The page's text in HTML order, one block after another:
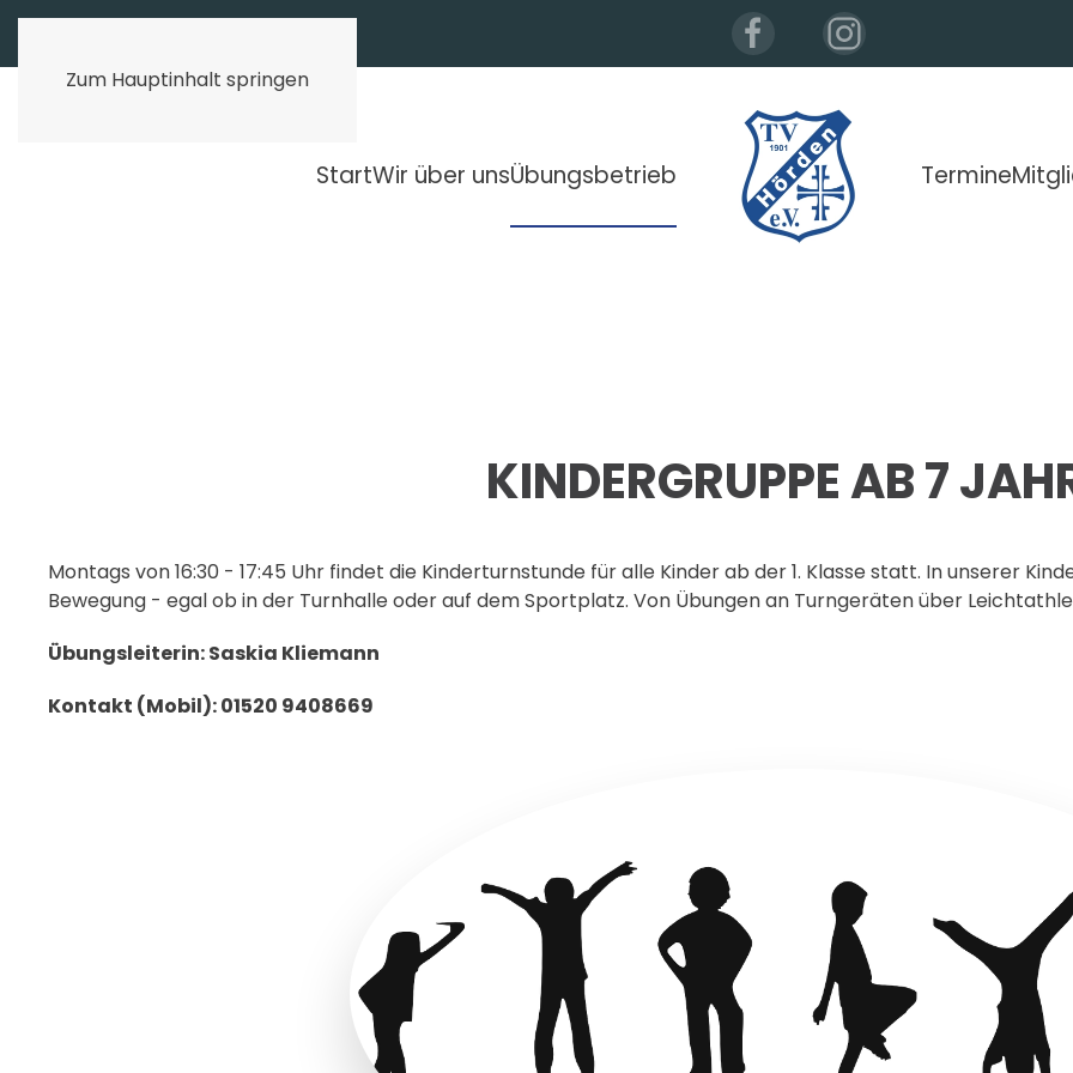
Zum Hauptinhalt springen
StartWir über unsÜbungsbetrieb Termine
KINDERGRUPPE AB 7
Montags von 16:30 - 17:45 Uhr findet die Kinderturnstunde für alle Kinder ab der 1. Klasse statt. In unserer
Bewegung - egal ob in der Turnhalle oder auf dem Sportplatz. Von Übungen an Turngeräten über
Übungsleiterin: Saskia Kliemann
Kontakt (Mobil): 01520 9408669